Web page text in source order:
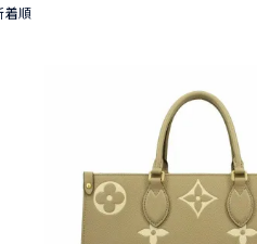
着順